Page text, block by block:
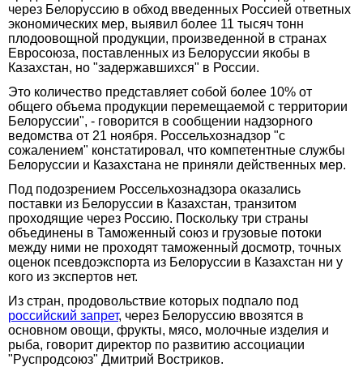
через Белоруссию в обход введенных Россией ответных
экономических мер, выявил более 11 тысяч тонн
плодоовощной продукции, произведенной в странах
Евросоюза, поставленных из Белоруссии якобы в
Казахстан, но "задержавшихся" в России.
Это количество представляет собой более 10% от
общего объема продукции перемещаемой с территории
Белоруссии", - говорится в сообщении надзорного
ведомства от 21 ноября. Россельхознадзор "с
сожалением" констатировал, что компетентные службы
Белоруссии и Казахстана не приняли действенных мер.
Под подозрением Россельхознадзора оказались
поставки из Белоруссии в Казахстан, транзитом
проходящие через Россию. Поскольку три страны
объединены в Таможенный союз и грузовые потоки
между ними не проходят таможенный досмотр, точных
оценок псевдоэкспорта из Белоруссии в Казахстан ни у
кого из экспертов нет.
Из стран, продовольствие которых подпало под
российский запрет, через Белоруссию ввозятся в
основном овощи, фрукты, мясо, молочные изделия и
рыба, говорит директор по развитию ассоциации
"Руспродсоюз" Дмитрий Востриков.